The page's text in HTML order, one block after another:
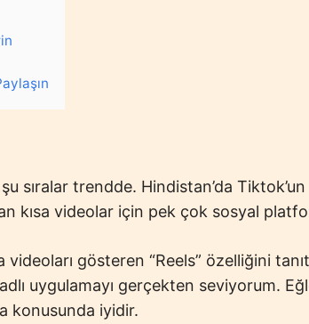
sıralar trendde. Hindistan’da Tiktok’un
kısa videolar için pek çok sosyal
videoları gösteren “Reels” özelliğini
uygulamayı gerçekten seviyorum.
konusunda iyidir.